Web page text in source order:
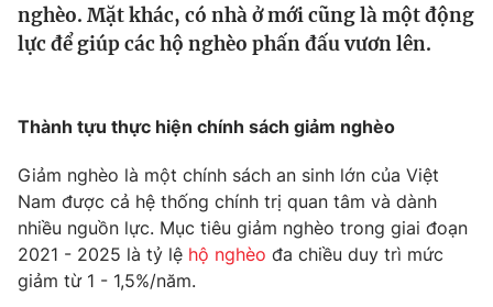
Thế giới
Thế giới đó đây
Câu chuyện quốc tế
Thị trường
Góc doanh nghiệp
Dữ liệu và đời sống
Truyền hình
Phim VTV
Giải trí
nghèo. Mặt khác, có nhà ở mới cũng là một động
lực để giúp các hộ nghèo phấn đấu vươn lên.
Thành tựu thực hiện chính sách giảm nghèo
Giảm nghèo là một chính sách an sinh lớn của Việt
Nam được cả hệ thống chính trị quan tâm và dành
nhiều nguồn lực. Mục tiêu giảm nghèo trong giai đoạn
2021 - 2025 là tỷ lệ hộ nghèo đa chiều duy trì mức
giảm từ 1 - 1,5%/năm.